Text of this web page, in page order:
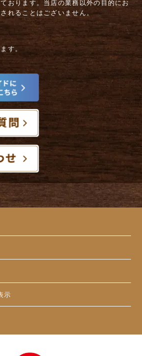
おります。当店の業務以外の目的にお
れることはございません。
す。
示